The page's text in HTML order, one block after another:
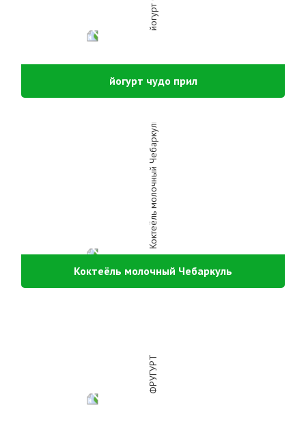
йогурт чудо прил
Коктеёль молочный Чебаркуль